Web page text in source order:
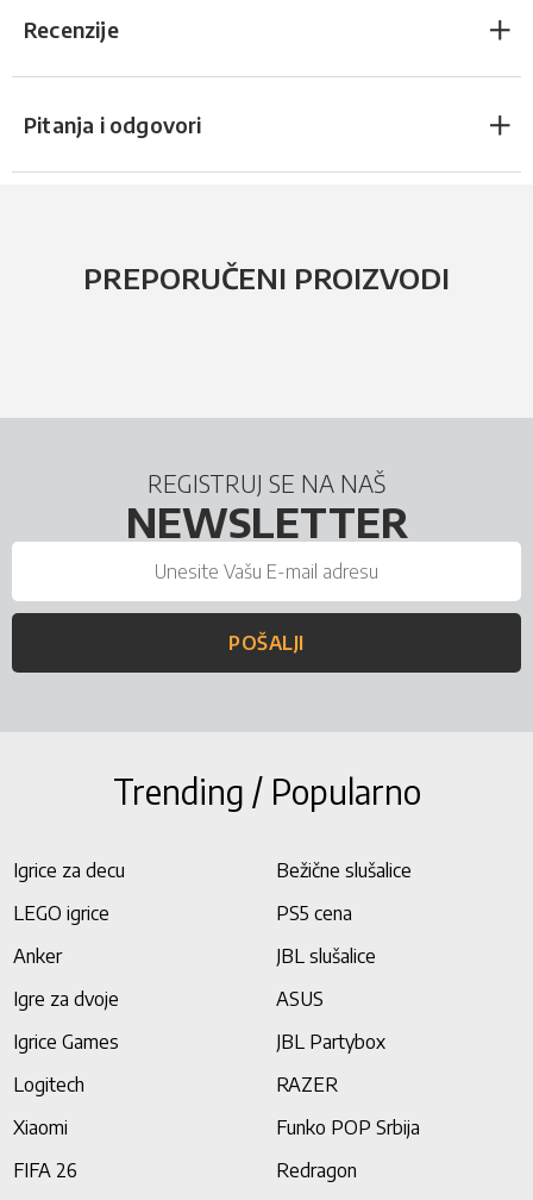
Recenzije
Pitanja i odgovori
PREPORUČENI PROIZVODI
REGISTRUJ SE NA NAŠ
NEWSLETTER
POŠALJI
Trending / Popularno
Igrice za decu
Bežične slušalice
LEGO igrice
PS5 cena
Anker
JBL slušalice
Igre za dvoje
ASUS
Igrice Games
JBL Partybox
Logitech
RAZER
Xiaomi
Funko POP Srbija
FIFA 26
Redragon